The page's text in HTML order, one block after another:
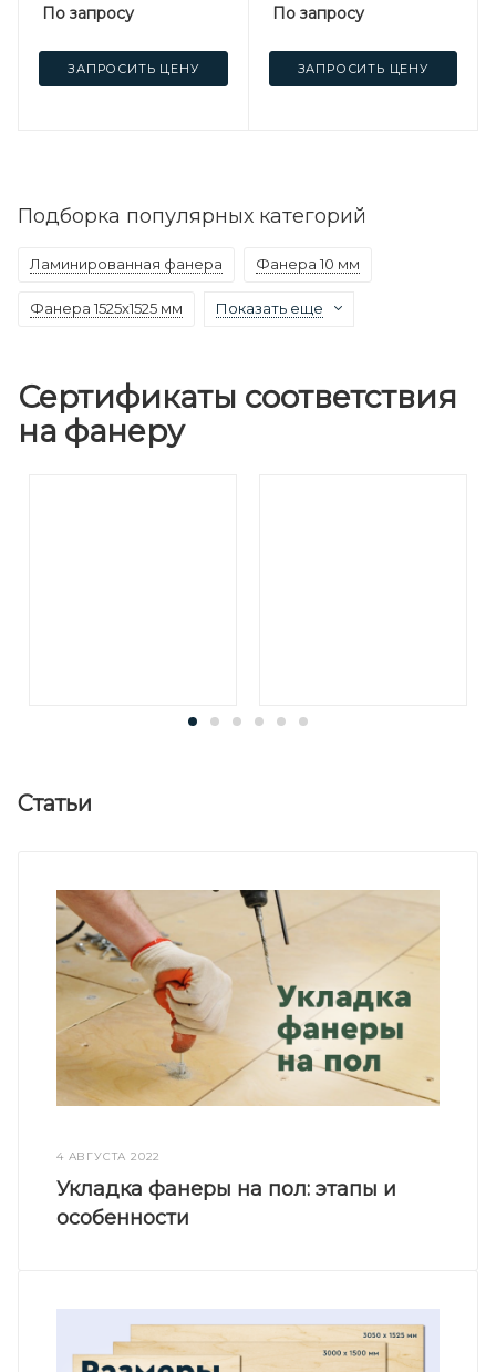
По запросу
ЗАПРОСИТЬ ЦЕНУ
По запросу
ЗАПРОСИТЬ ЦЕНУ
Подборка популярных категорий
Ламинированная фанера Фанера 10 мм
Фанера 1525х1525 мм Показать еще
Сертификаты соответствия
на фанеру
Статьи
4 АВГУСТА 2022
Укладка фанеры на пол: этапы и
особенности